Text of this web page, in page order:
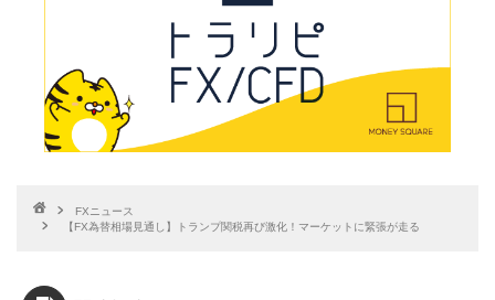
FXニュース
【FX為替相場見通し】トランプ関税再び激化！マーケットに緊張が走る